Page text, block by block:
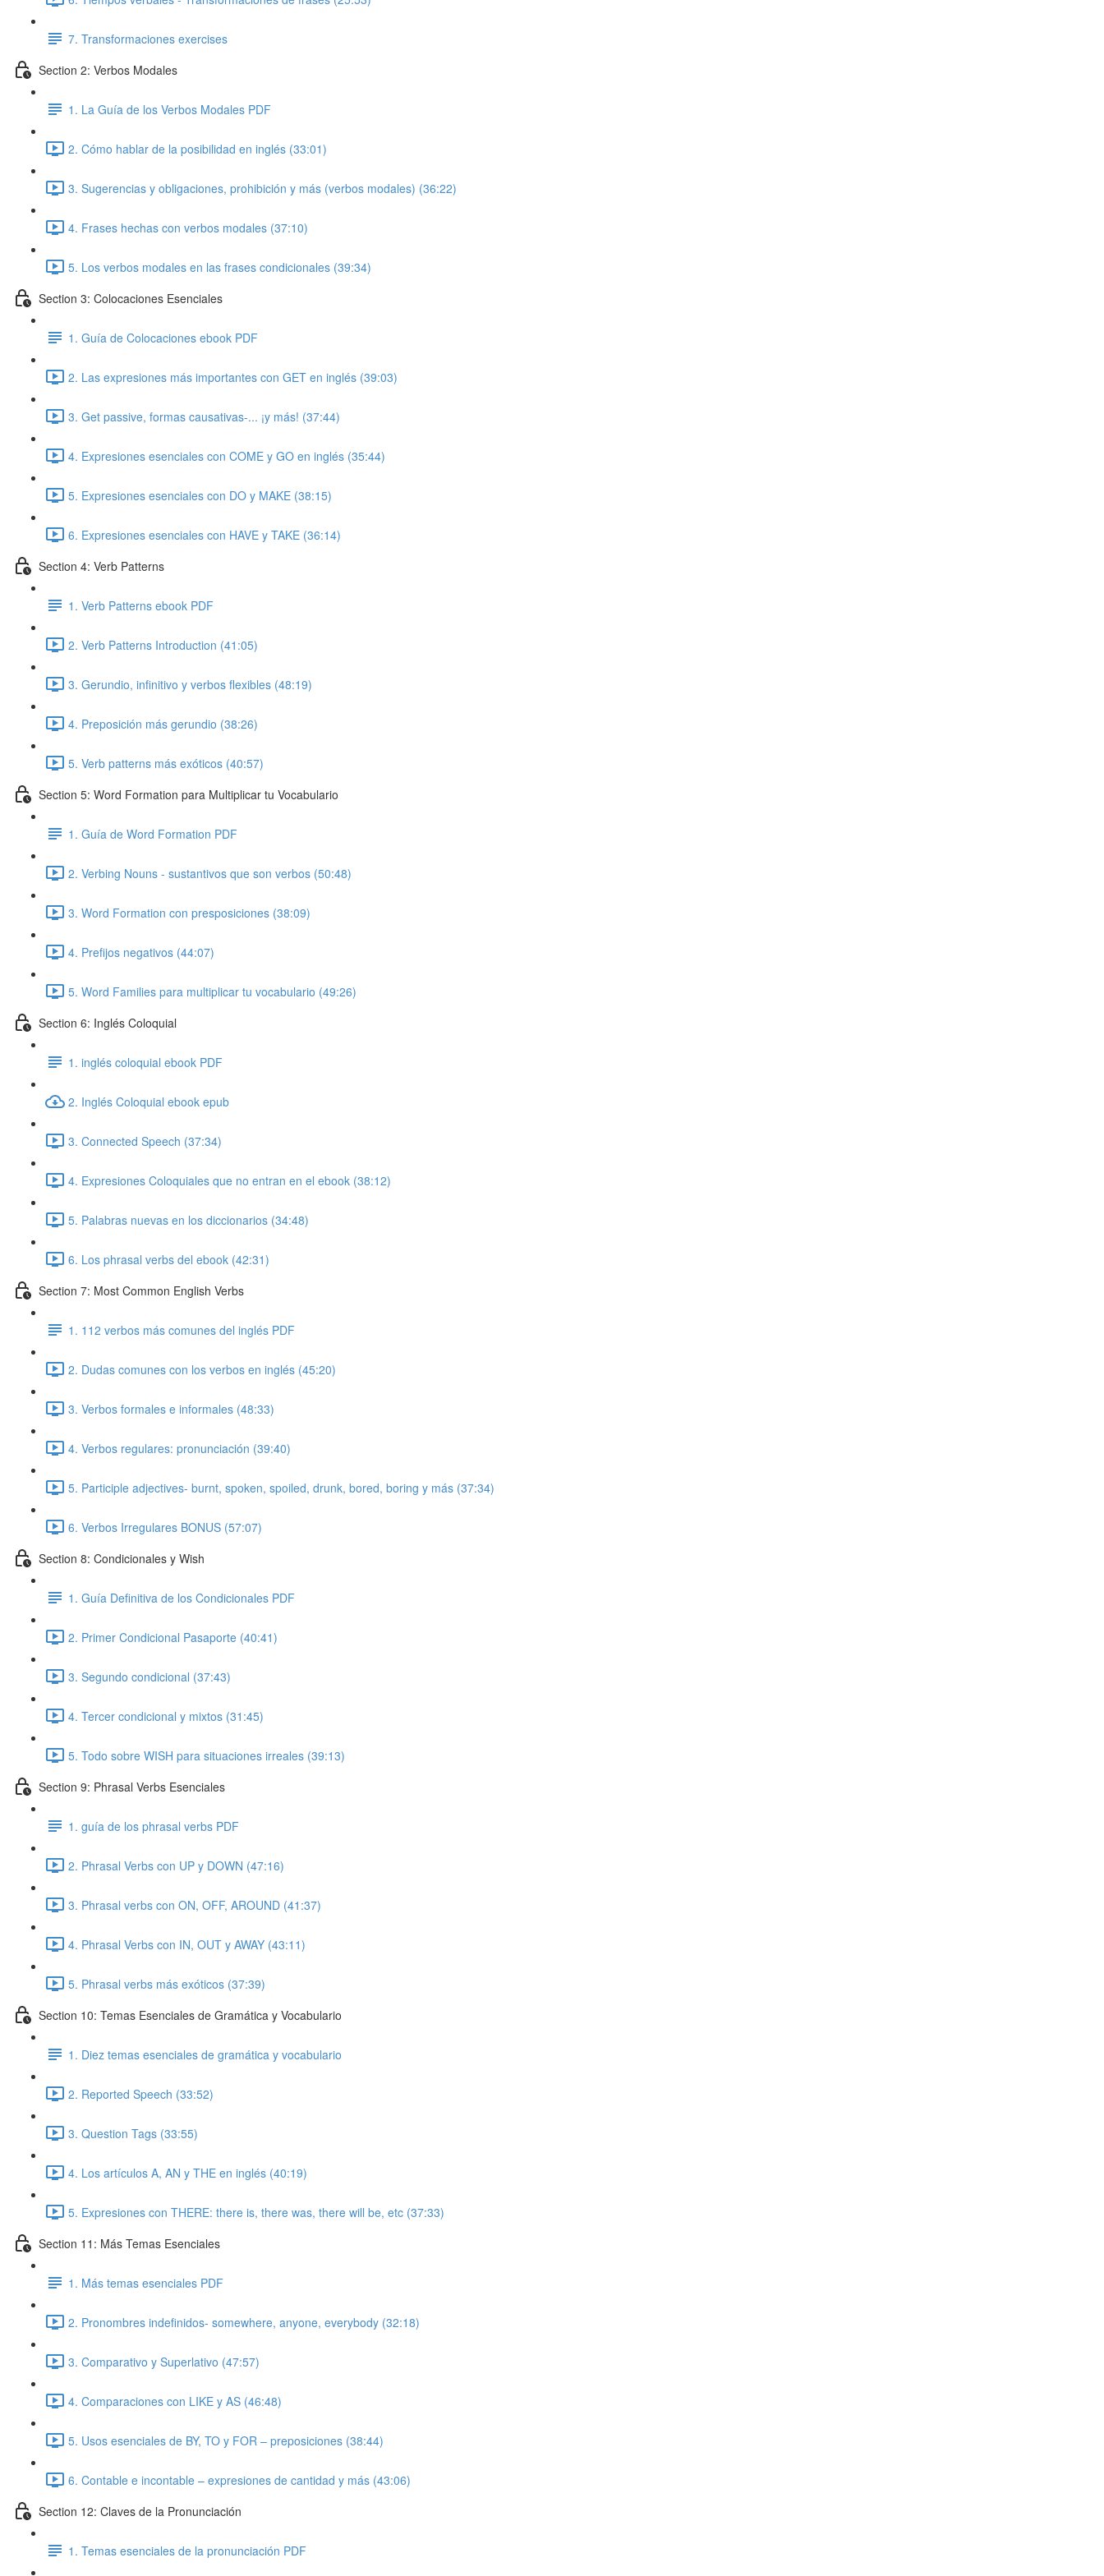
7. Transformaciones exercises
Section 2: Verbos Modales
1. La Guía de los Verbos Modales PDF
2. Cómo hablar de la posibilidad en inglés (33:01)
3. Sugerencias y obligaciones, prohibición y más (verbos modales) (36:22)
4. Frases hechas con verbos modales (37:10)
5. Los verbos modales en las frases condicionales (39:34)
Section 3: Colocaciones Esenciales
1. Guía de Colocaciones ebook PDF
2. Las expresiones más importantes con GET en inglés (39:03)
3. Get passive, formas causativas-... ¡y más! (37:44)
4. Expresiones esenciales con COME y GO en inglés (35:44)
5. Expresiones esenciales con DO y MAKE (38:15)
6. Expresiones esenciales con HAVE y TAKE (36:14)
Section 4: Verb Patterns
1. Verb Patterns ebook PDF
2. Verb Patterns Introduction (41:05)
3. Gerundio, infinitivo y verbos flexibles (48:19)
4. Preposición más gerundio (38:26)
5. Verb patterns más exóticos (40:57)
Section 5: Word Formation para Multiplicar tu Vocabulario
1. Guía de Word Formation PDF
2. Verbing Nouns - sustantivos que son verbos (50:48)
3. Word Formation con presposiciones (38:09)
4. Prefijos negativos (44:07)
5. Word Families para multiplicar tu vocabulario (49:26)
Section 6: Inglés Coloquial
1. inglés coloquial ebook PDF
2. Inglés Coloquial ebook epub
3. Connected Speech (37:34)
4. Expresiones Coloquiales que no entran en el ebook (38:12)
5. Palabras nuevas en los diccionarios (34:48)
6. Los phrasal verbs del ebook (42:31)
Section 7: Most Common English Verbs
1. 112 verbos más comunes del inglés PDF
2. Dudas comunes con los verbos en inglés (45:20)
3. Verbos formales e informales (48:33)
4. Verbos regulares: pronunciación (39:40)
5. Participle adjectives- burnt, spoken, spoiled, drunk, bored, boring y más (37:34)
6. Verbos Irregulares BONUS (57:07)
Section 8: Condicionales y Wish
1. Guía Definitiva de los Condicionales PDF
2. Primer Condicional Pasaporte (40:41)
3. Segundo condicional (37:43)
4. Tercer condicional y mixtos (31:45)
5. Todo sobre WISH para situaciones irreales (39:13)
Section 9: Phrasal Verbs Esenciales
1. guía de los phrasal verbs PDF
2. Phrasal Verbs con UP y DOWN (47:16)
3. Phrasal verbs con ON, OFF, AROUND (41:37)
4. Phrasal Verbs con IN, OUT y AWAY (43:11)
5. Phrasal verbs más exóticos (37:39)
Section 10: Temas Esenciales de Gramática y Vocabulario
1. Diez temas esenciales de gramática y vocabulario
2. Reported Speech (33:52)
3. Question Tags (33:55)
4. Los artículos A, AN y THE en inglés (40:19)
5. Expresiones con THERE: there is, there was, there will be, etc (37:33)
Section 11: Más Temas Esenciales
1. Más temas esenciales PDF
2. Pronombres indefinidos- somewhere, anyone, everybody (32:18)
3. Comparativo y Superlativo (47:57)
4. Comparaciones con LIKE y AS (46:48)
5. Usos esenciales de BY, TO y FOR – preposiciones (38:44)
6. Contable e incontable – expresiones de cantidad y más (43:06)
Section 12: Claves de la Pronunciación
1. Temas esenciales de la pronunciación PDF